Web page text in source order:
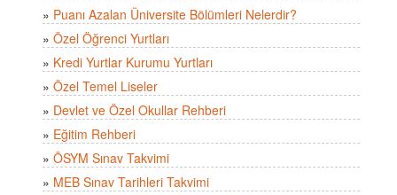
» Puanı Azalan Üniversite Bölümleri Nelerdir?
» Özel Öğrenci Yurtları
» Kredi Yurtlar Kurumu Yurtları
» Özel Temel Liseler
» Devlet ve Özel Okullar Rehberi
» Eğitim Rehberi
» ÖSYM Sınav Takvimi
» MEB Sınav Tarihleri Takvimi